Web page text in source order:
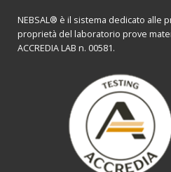
NEBSAL® è il sistema dedicato alle
proprietà del laboratorio prove
ACCREDIA LAB n. 00581.